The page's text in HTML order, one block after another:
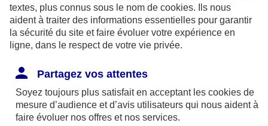
textes, plus connus sous le nom de cookies. Ils nous
aident à traiter des informations essentielles pour garantir
la sécurité du site et faire évoluer votre expérience en
ligne, dans le respect de votre vie privée.
Partagez vos attentes
Soyez toujours plus satisfait en acceptant les cookies de
mesure d’audience et d’avis utilisateurs qui nous aident à
faire évoluer nos offres et nos services.